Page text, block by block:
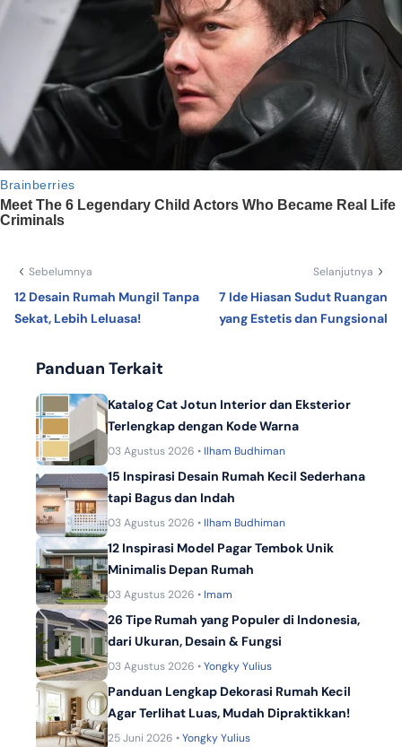
Sebelumnya
12 Desain Rumah Mungil Tanpa
Sekat, Lebih Leluasa!
Selanjutnya
7 Ide Hiasan Sudut Ruangan
yang Estetis dan Fungsional
Panduan Terkait
Katalog Cat Jotun Interior dan Eksterior
Terlengkap dengan Kode Warna
03 Agustus 2026 • Ilham Budhiman
15 Inspirasi Desain Rumah Kecil Sederhana
tapi Bagus dan Indah
03 Agustus 2026 • Ilham Budhiman
12 Inspirasi Model Pagar Tembok Unik
Minimalis Depan Rumah
03 Agustus 2026 • Imam
26 Tipe Rumah yang Populer di Indonesia,
dari Ukuran, Desain & Fungsi
03 Agustus 2026 •Yongky Yulius
Panduan Lengkap Dekorasi Rumah Kecil
Agar Terlihat Luas, Mudah Dipraktikkan!
25 Juni 2026 •Yongky Yulius